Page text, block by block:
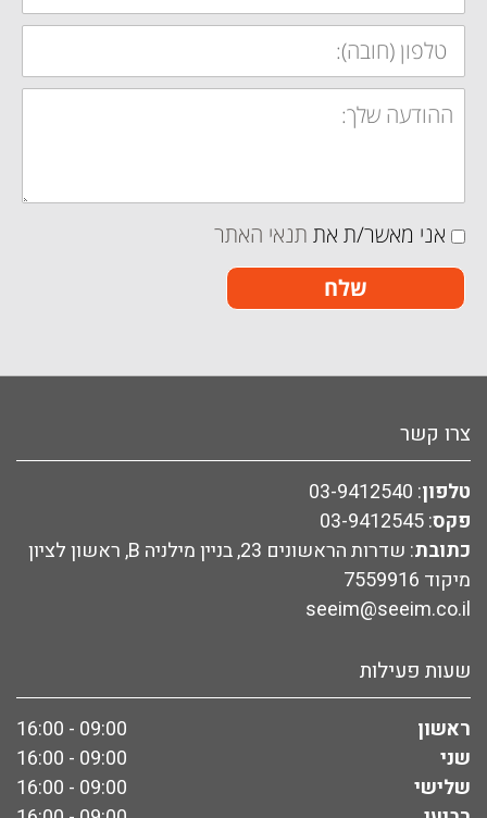
טלפון:
הודעה:
תנאי
האתר
אני מאשר/ת את תנאי האתר
שלח
צרו קשר
טלפון:
03-9412540
פקס:
03-9412545
כתובת: שדרות הראשונים 23, בניין מילניה B, ראשון לציון
מיקוד 7559916
seeim@seeim.co.il
שעות פעילות
ראשון
09:00 - 16:00
שני
09:00 - 16:00
שלישי
09:00 - 16:00